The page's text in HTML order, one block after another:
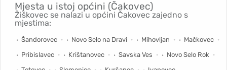
Mjesta u istoj općini (Čakovec)
Žiškovec se nalazi u općini Čakovec zajedno s
mjestima:
Šandorovec Novo Selo na Dravi Mihovljan
Mačkovec
Pribislavec
Krištanovec Savska Ves
Novo Selo Rok